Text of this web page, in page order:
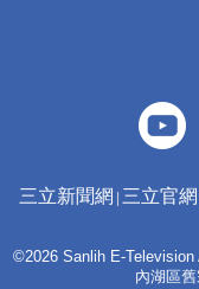
三立新聞網 三立官網
©2026 Sanlih E-
內湖區